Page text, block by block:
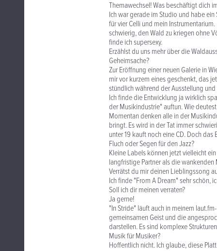
Themawechsel! Was beschäftigt dich
Ich war gerade im Studio und habe
für vier Celli und mein
schwierig, den Wald zu kriegen ohne
finde ich supersexy.
Erzählst du uns mehr über die
Geheimsache?
Zur Eröffnung einer neuen Galerie in
mir vor kurzem eines geschenkt, das
stündlich während der Ausstellung
Ich finde die Entwicklung ja wirklich
der Musikindustrie" auftun. Wie
Momentan denken alle in der
bringt. Es wird in der Tat immer
unter 19 kauft noch eine CD. Doch
Fluch oder Segen für den Jazz?
Kleine Labels können jetzt vielleicht
langfristige Partner als die wankenden
Verrätst du mir deinen Lieblingssong
Ich finde "From A Dream" sehr schön,
Soll ich dir meinen verraten?
Ja gerne!
"In Stride" läuft auch in meinem
gemeinsamen Geist und die
darstellen. Es sind komplexe
Musik für Musiker?
Hoffentlich nicht. Ich glaube, diese